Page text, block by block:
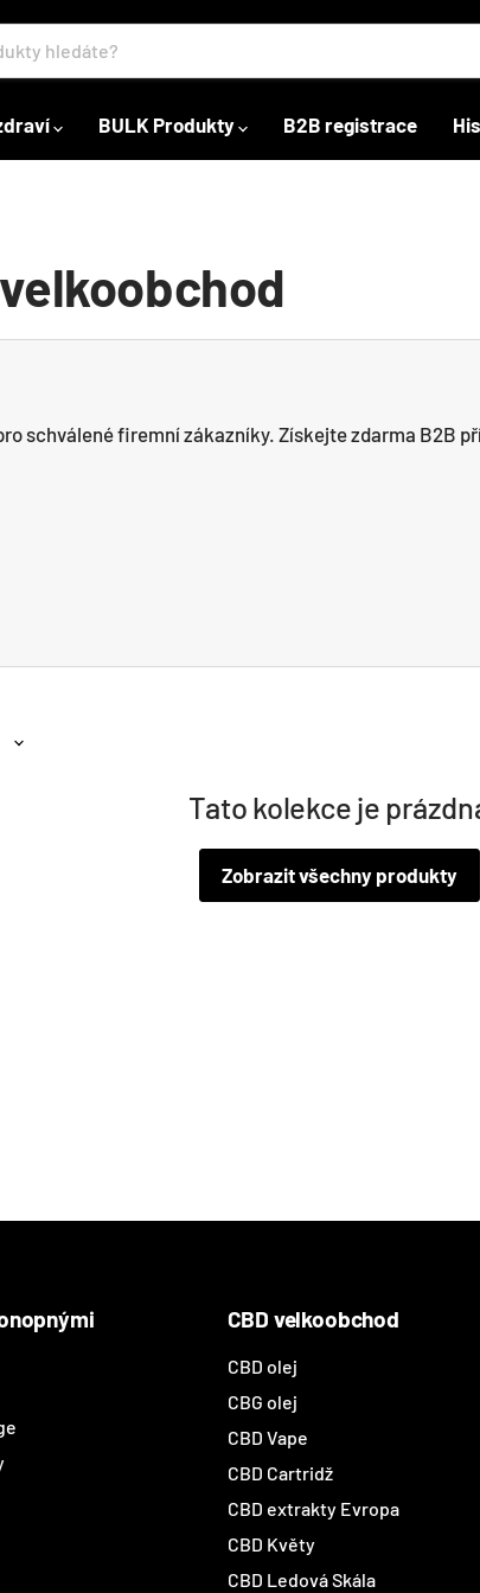
BULK Produkty B2B registrace
schválené firemní zákazníky. Získejte zdarma B2B
Tato kolekce je
Zobrazit všechny produkty
CBD velkoobchod
CBD olej
CBG olej
CBD Vape
CBD Cartridž
CBD extrakty Evropa
CBD Květy
CBD Ledová Skála